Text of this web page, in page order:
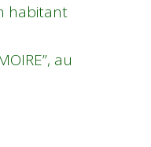
habitant
au